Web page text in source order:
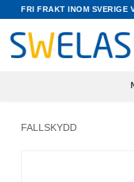
FRI FRAKT INOM SVERIGE
FALLSKYDD